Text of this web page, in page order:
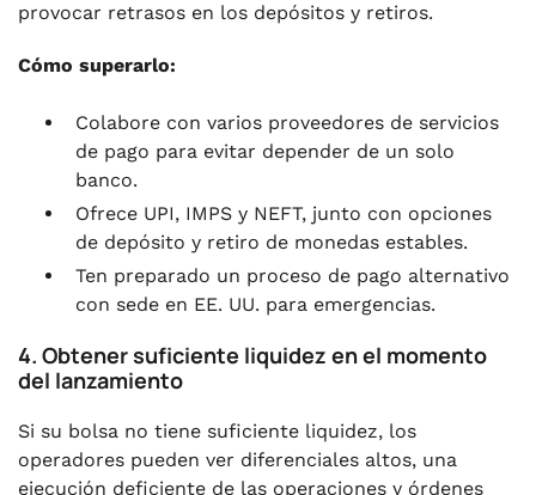
provocar retrasos en los depósitos y retiros.
Cómo superarlo:
Colabore con varios proveedores de servicios
de pago para evitar depender de un solo
banco.
Ofrece UPI, IMPS y NEFT, junto con opciones
de depósito y retiro de monedas estables.
Ten preparado un proceso de pago alternativo
con sede en EE. UU. para emergencias.
4. Obtener suficiente liquidez en el momento
del lanzamiento
Si su bolsa no tiene suficiente liquidez, los
operadores pueden ver diferenciales altos, una
ejecución deficiente de las operaciones y órdenes